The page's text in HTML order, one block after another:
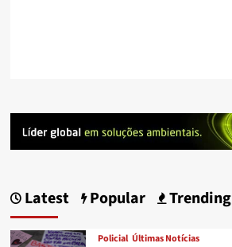
Latest Popular Trending
Policial Últimas Notícias